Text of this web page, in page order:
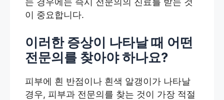
이 중요합니다.
이러한 증상이 나타날 때 어떤
전문의를 찾아야 하나요?
피부에 흰 반점이나 흰색 알갱이가 나타날
경우, 피부과 전문의를 찾는 것이 가장 적절